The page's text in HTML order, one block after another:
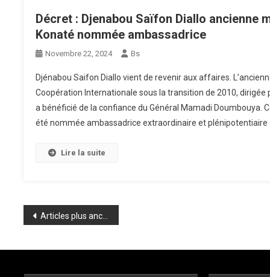
Décret : Djenabou Saïfon Diallo ancienne
Konaté nommée ambassadrice
Novembre 22, 2024 Bs
Djénabou Saifon Diallo vient de revenir aux affaires.
Coopération Internationale sous la transition de 2010, dirigée
a bénéficié de la confiance du Général Mamadi Doumbouya.
été nommée ambassadrice extraordinaire et plénipotentiaire
Lire la suite
Navigation
Articles plus anciens